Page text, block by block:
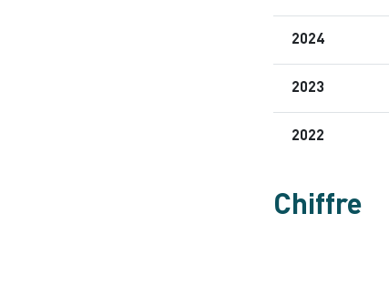
2024
2023
2022
Chiffre